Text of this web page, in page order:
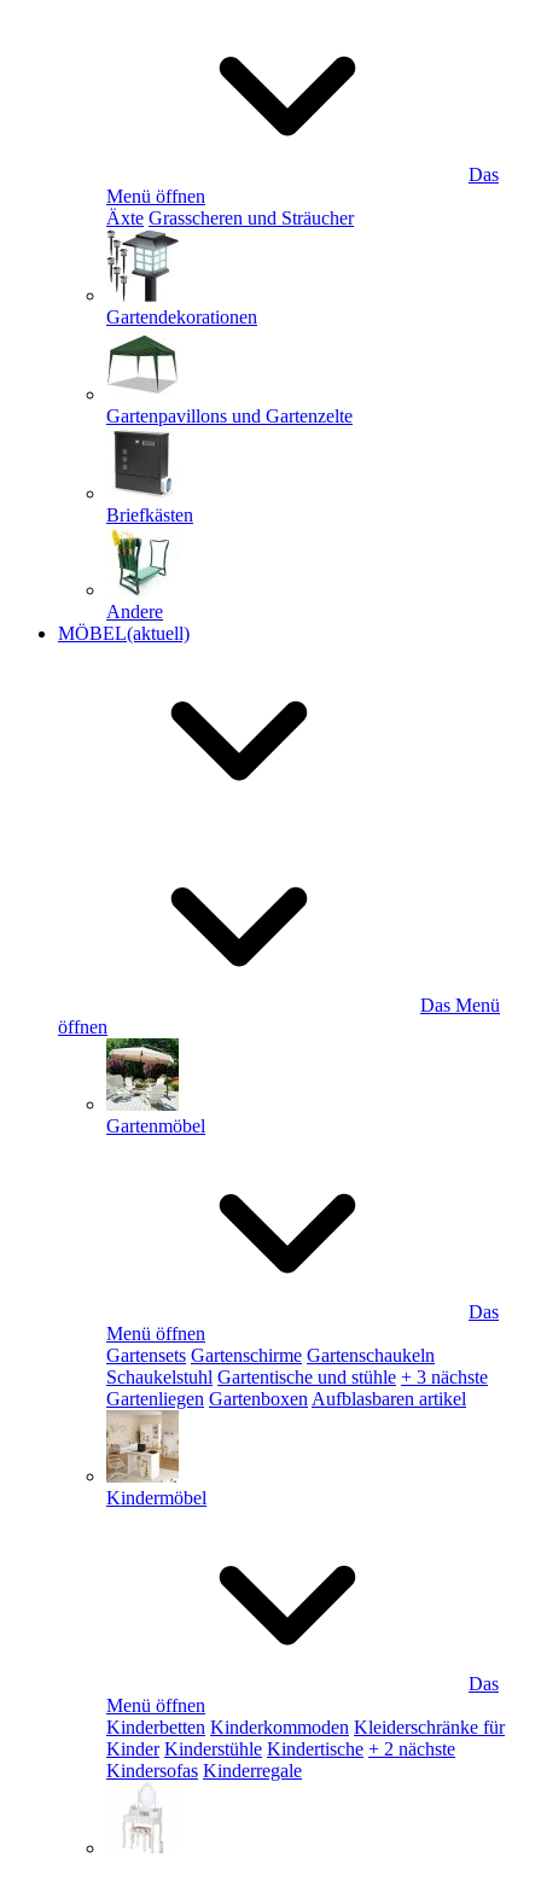
Das
Menü öffnen
Äxte Grasscheren und Sträucher
Gartendekorationen
Gartenpavillons und Gartenzelte
Briefkästen
Andere
MÖBEL(aktuell)
Das Menü
öffnen
Gartenmöbel
Das
Menü öffnen
Gartensets Gartenschirme Gartenschaukeln
Schaukelstuhl Gartentische und stühle + 3 nächste
Gartenliegen Gartenboxen Aufblasbaren artikel
Kindermöbel
Das
Menü öffnen
Kinderbetten Kinderkommoden Kleiderschränke für
Kinder Kinderstühle Kindertische + 2 nächste
Kindersofas Kinderregale